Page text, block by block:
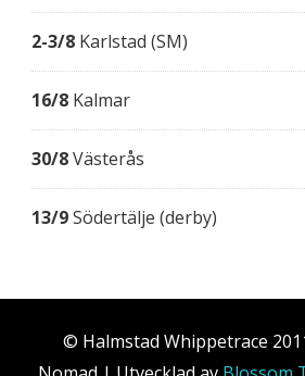
2-3/8 Karlstad (SM)
16/8 Kalmar
30/8Västerås
13/9Södertälje (derby)
© Halmstad Whippetrace